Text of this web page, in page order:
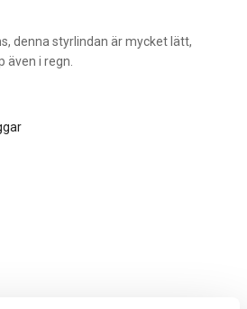
denna styrlindan är mycket lätt,
även i regn.